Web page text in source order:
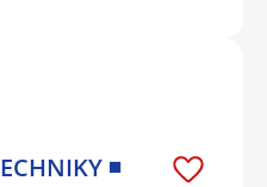
◾